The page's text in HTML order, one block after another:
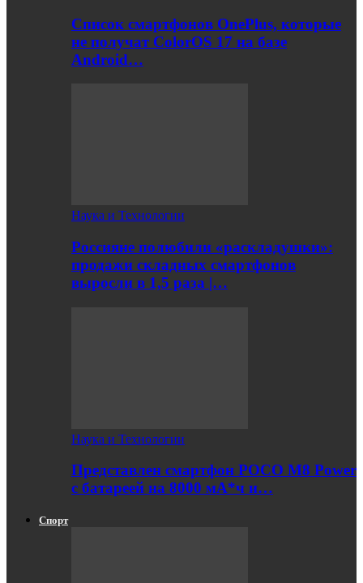
Список смартфонов OnePlus, которые
не получат ColorOS 17 на базе
Android…
Наука и Технологии
Россияне полюбили «раскладушки»:
продажи складных смартфонов
выросли в 1,5 раза |…
Наука и Технологии
Представлен смартфон POCO M8 Power
с батареей на 8000 мА*ч и…
Спорт